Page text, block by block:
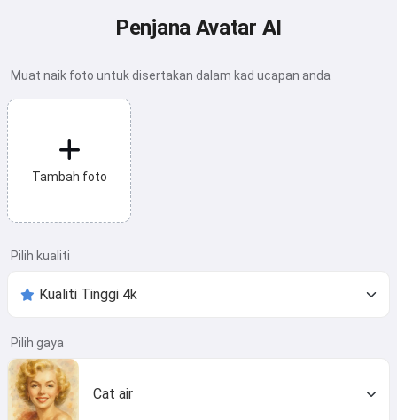
Penjana Avatar AI
Muat naik foto untuk disertakan dalam kad ucapan anda
Tambah foto
Pilih kualiti
Pilih gaya
Cat air